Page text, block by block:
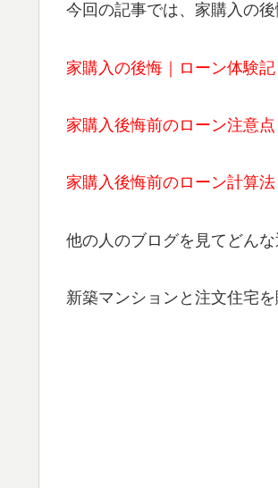
今回の記事では、家購入の
家購入の後悔｜ローン体験記
家購入後悔前のローン注意点
家購入後悔前のローン計算法
他の人のブログを見てどん
新築マンションと注文住宅